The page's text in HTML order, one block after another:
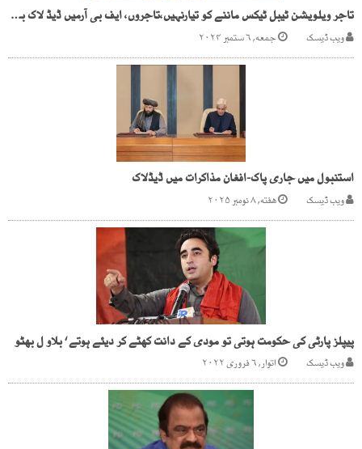
تاجر ویلویشن ٹیبل ٹیکس ماننے کو تیارنہیں،تاجروں، ایف بی آرمیں ڈیڈ لاک برقرار
ویب ڈیسک جمعه, ۶ ستمبر ۲۰۲۴
استنبول میں جاری پاک-افغان مذاکرات میں ڈیڈلاک
ویب ڈیسک هفته, ۸ نومبر ۲۰۲۵
پیپلز پارٹی کی حکومت ہوتی تو مودی کے دانت کھٹے کر دیئے ہوتے ‘ بلاو ل بھٹو
ویب ڈیسک اتوار, ۶ فروری ۲۰۲۲